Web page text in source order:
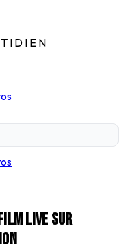
live sur